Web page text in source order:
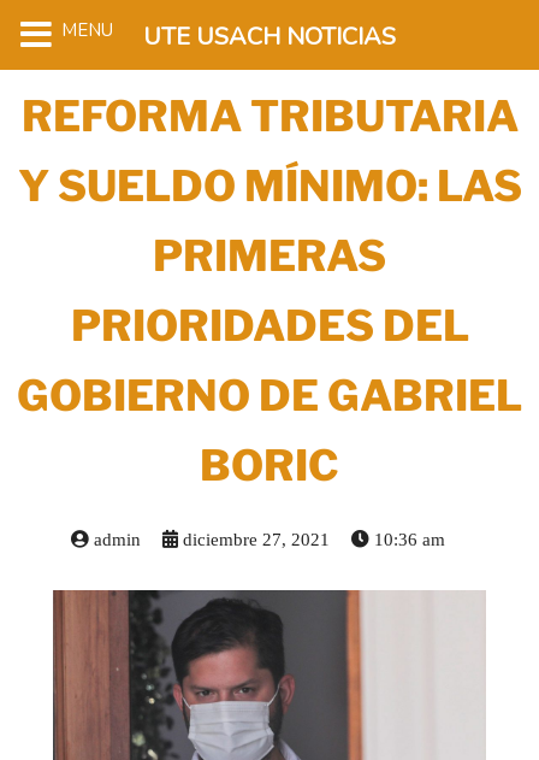
REFORMA TRIBUTARIA
Y SUELDO MÍNIMO: LAS
PRIMERAS
PRIORIDADES DEL
GOBIERNO DE GABRIEL
BORIC
admin diciembre 27, 2021 10:36 am
MENU UTE USACH NOTICIAS